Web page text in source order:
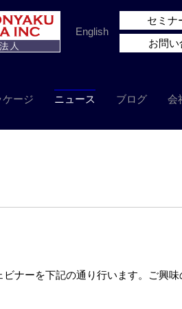
ージ ニュース ブログ 会
English
セミナ
お問
ナーを下記の通り行います。ご興